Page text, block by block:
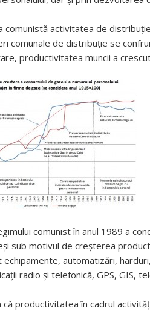
comunistă activitatea de
comunale de distribuţie se
productivitatea muncii a
comunist în anul 1989 a
sub motivul de creşterea
echipamente, automatizări,
radio şi telefonică, GPS, GIS,
că productivitatea în cadrul